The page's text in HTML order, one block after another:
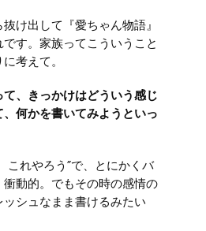
け出して『愛ちゃん物語』
す。家族ってこういうこと
考えて。
、きっかけはどういう感じ
何かを書いてみようといっ
これやろう”で、とにかくバ
動的。でもその時の感情の
シュなまま書けるみたい